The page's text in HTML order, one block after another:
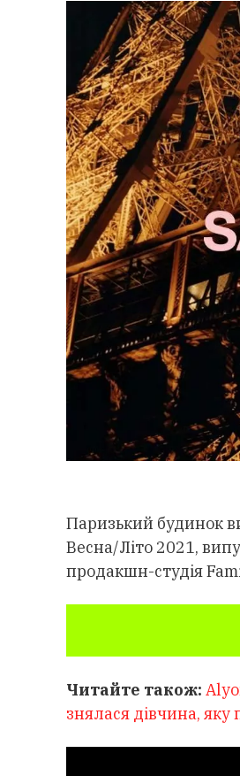
Паризький будинок
Весна/Літо 2021,
продакшн-студія
Читайте також:
знялася дівчина, яку